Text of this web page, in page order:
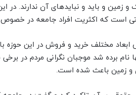
و باید و نبایدهای آن ندارند. در
است که اکثریت افراد جامعه در خصوص
مختلف خرید و فروش در این حوزه
نام برده شد موجبان نگرانی مردم در
و زمین باعث شده است.